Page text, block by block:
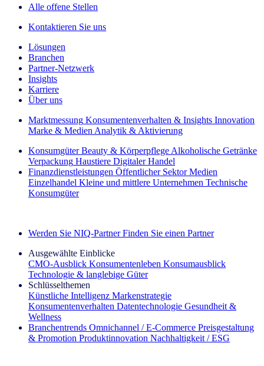
Alle offene Stellen
Kontaktieren Sie uns
Lösungen
Branchen
Partner-Netzwerk
Insights
Karriere
Über uns
Marktmessung Konsumentenverhalten & Insights Innovation
Marke & Medien Analytik & Aktivierung
Konsumgüter Beauty & Körperpflege Alkoholische Getränke
Verpackung Haustiere Digitaler Handel
Finanzdienstleistungen Öffentlicher Sektor Medien
Einzelhandel Kleine und mittlere Unternehmen Technische
Konsumgüter
Werden Sie NIQ-Partner Finden Sie einen Partner
Ausgewählte Einblicke
CMO‑Ausblick Konsumentenleben Konsumausblick
Technologie & langlebige Güter
Schlüsselthemen
Künstliche Intelligenz Markenstrategie
Konsumentenverhalten Datentechnologie Gesundheit &
Wellness
Branchentrends Omnichannel / E‑Commerce Preisgestaltung
& Promotion Produktinnovation Nachhaltigkeit / ESG